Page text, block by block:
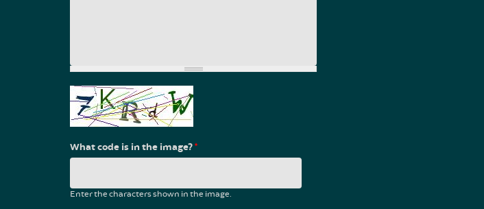
What code is in the image?*
Enter the characters shown in the image.